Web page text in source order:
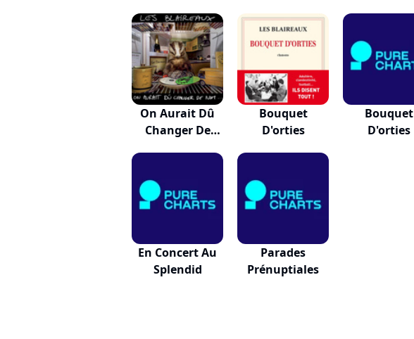
On Aurait Dû
Changer De
Bouquet
D'orties
Bouquet
D'orties
En Concert Au
Splendid
Parades
Prénuptiales